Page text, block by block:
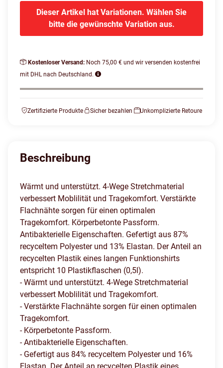
Dieser Artikel hat Variationen. Wählen Sie
bitte die gewünschte Variation aus.
Kostenloser Versand: Noch 75,00 € und wir versenden kostenfrei
mit DHL nach Deutschland.
Zertifizierte Produkte Sicher bezahlen Unkomplizierte Retoure
Beschreibung
Wärmt und unterstützt. 4-Wege Stretchmaterial
verbessert Moblilität und Tragekomfort. Verstärkte
Flachnähte sorgen für einen optimalen
Tragekomfort. Körperbetonte Passform.
Antibakterielle Eigenschaften. Gefertigt aus 87%
recyceltem Polyester und 13% Elastan. Der Anteil an
recycelten Plastik eines langen Funktionshirts
entspricht 10 Plastikflaschen (0,5l).
- Wärmt und unterstützt. 4-Wege Stretchmaterial
verbessert Moblilität und Tragekomfort.
- Verstärkte Flachnähte sorgen für einen optimalen
Tragekomfort.
- Körperbetonte Passform.
- Antibakterielle Eigenschaften.
- Gefertigt aus 84% recyceltem Polyester und 16%